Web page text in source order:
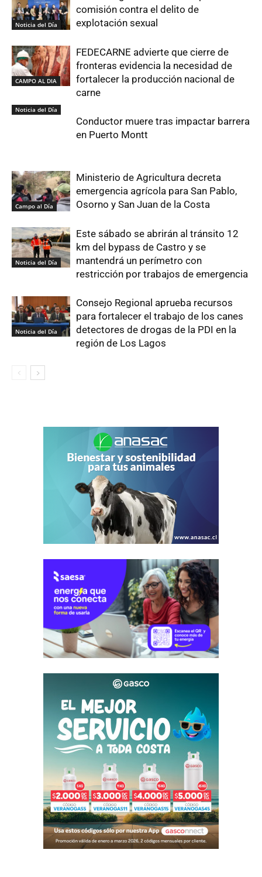
Noticia del Día
comisión contra el delito de
explotación sexual
CAMPO AL DIA
FEDECARNE advierte que cierre de
fronteras evidencia la necesidad de
fortalecer la producción nacional de
carne
Noticia del Día
Conductor muere tras impactar barrera
en Puerto Montt
Campo al Día
Ministerio de Agricultura decreta
emergencia agrícola para San Pablo,
Osorno y San Juan de la Costa
Noticia del Día
Este sábado se abrirán al tránsito 12
km del bypass de Castro y se
mantendrá un perímetro con
restricción por trabajos de emergencia
Noticia del Día
Consejo Regional aprueba recursos
para fortalecer el trabajo de los canes
detectores de drogas de la PDI en la
región de Los Lagos